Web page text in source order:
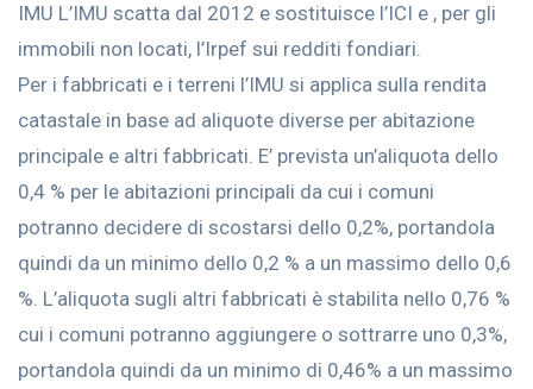
IMU L’IMU scatta dal 2012 e sostituisce l’ICI e , per gli
immobili non locati, l’Irpef sui redditi fondiari.
Per i fabbricati e i terreni l’IMU si applica sulla rendita
catastale in base ad aliquote diverse per abitazione
principale e altri fabbricati. E’ prevista un’aliquota dello
0,4 % per le abitazioni principali da cui i comuni
potranno decidere di scostarsi dello 0,2%, portandola
quindi da un minimo dello 0,2 % a un massimo dello 0,6
%. L’aliquota sugli altri fabbricati è stabilita nello 0,76 %
cui i comuni potranno aggiungere o sottrarre uno 0,3%,
portandola quindi da un minimo di 0,46% a un massimo